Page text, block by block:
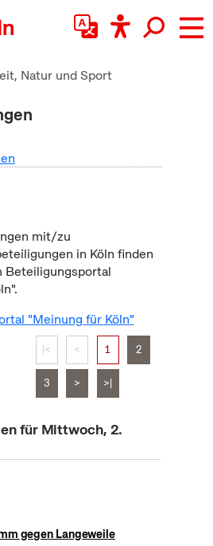
Natur und Sport
mit/zu
in Köln finden
Beteiligungsportal
"Meinung für Köln"
|< < 1 2
3 > >|
für Mittwoch, 2.
gegen Langeweile